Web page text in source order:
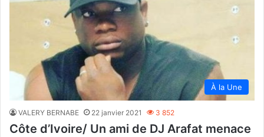
À la Une
VALERY BERNABE 22 janvier 2021 3 852
Côte d’Ivoire/ Un ami de DJ Arafat menace